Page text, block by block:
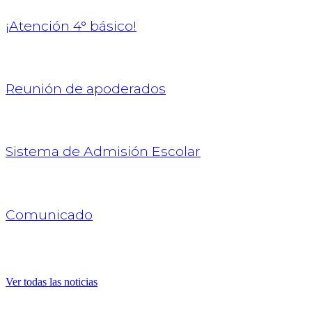
¡Atención 4° básico!
Reunión de apoderados
Sistema de Admisión Escolar
Comunicado
Ver todas las noticias